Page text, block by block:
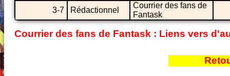
3-7 Rédactionnel
Courrier des fans de
Fantask
Courrier des fans de Fantask : Liens vers